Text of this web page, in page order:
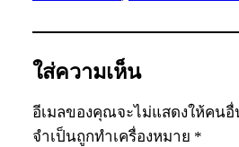
ใส่ความเห็น
อีเมลของคุณจะไม่แสดงให้คนอื่
จำเป็นถูกทำเครื่องหมาย *